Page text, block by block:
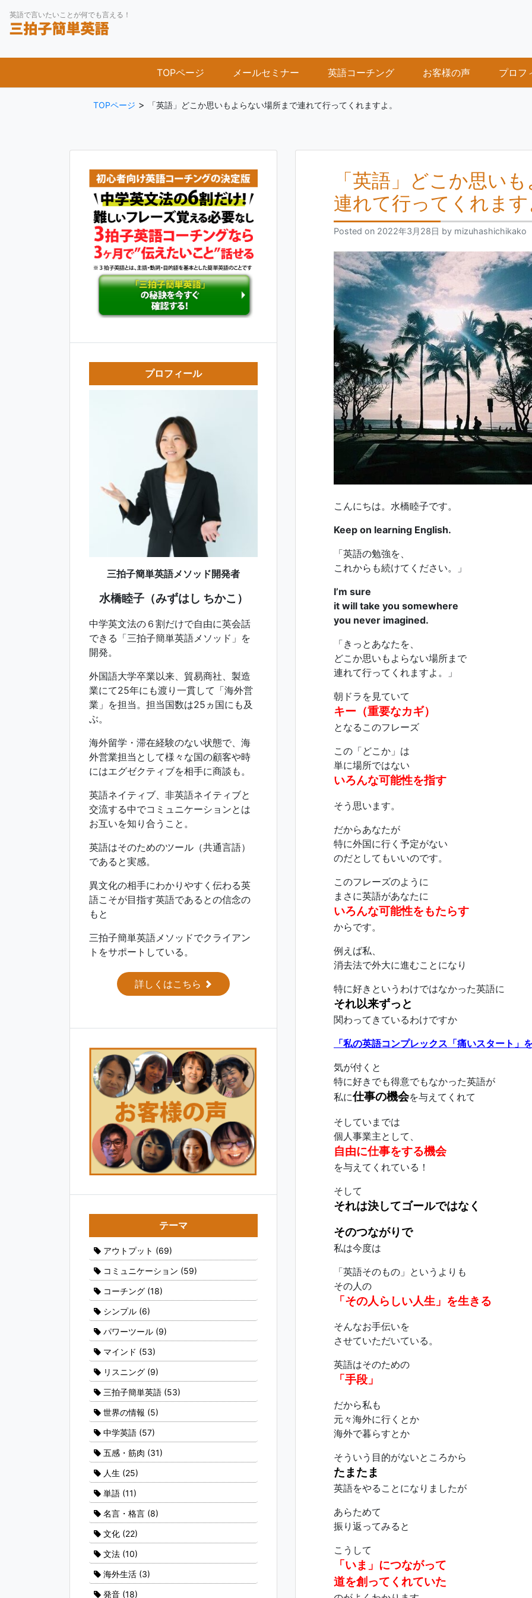
content
英語で言いたいことが何でも言える！
TOPページ メールセミナー 英語コーチング お客様の声 プロフ
TOPページ > 「英語」どこか思いもよらない場所まで連れて行ってくれますよ。
「英語」どこか思い
連れて行ってくれます
Posted on 2022年3月28日 by mizuhashichikako
こんにちは。水橋睦子です。
Keep on learning English.
「英語の勉強を、
これからも続けてください。」
I’m sure
it will take you somewhere
you never imagined.
「きっとあなたを、
どこか思いもよらない場所まで
連れて行ってくれますよ。」
朝ドラを見ていて
キー（重要なカギ）
となるこのフレーズ
この「どこか」は
単に場所ではない
いろんな可能性を指す
そう思います。
だからあなたが
特に外国に行く予定がない
のだとしてもいいのです。
このフレーズのように
まさに英語があなたに
いろんな可能性をもたらす
からです。
例えば私、
消去法で外大に進むことになり
特に好きというわけではなかった英語に
それ以来ずっと
関わってきているわけですか
「私の英語コンプレックス「痛いスタート」
気が付くと
特に好きでも得意でもなかった英語が
私に仕事の機会を与えてくれて
そしていまでは
個人事業主として、
自由に仕事をする機会
を与えてくれている！
そして
それは決してゴールではなく
そのつながりで
私は今度は
「英語そのもの」というよりも
その人の
「その人らしい人生」を生きる
そんなお手伝いを
させていただいている。
英語はそのための
「手段」
だから私も
元々海外に行くとか
海外で暮らすとか
そういう目的がないところから
たまたま
英語をやることになりましたが
あらためて
振り返ってみると
こうして
「いま」につながって
道を創ってくれていた
プロフィール
三拍子簡単英語メソッド開発者
水橋睦子（みずはし ちかこ）
中学英文法の６割だけで自由に英会話
できる「三拍子簡単英語メソッド」を
開発。
外国語大学卒業以来、貿易商社、製造
業にて25年にも渡り一貫して「海外営
業」を担当。担当国数は25ヵ国にも及
ぶ。
海外留学・滞在経験のない状態で、海
外営業担当として様々な国の顧客や時
にはエグゼクティブを相手に商談も。
英語ネイティブ、非英語ネイティブと
交流する中でコミュニケーションとは
お互いを知り合うこと。
英語はそのためのツール（共通言語）
であると実感。
異文化の相手にわかりやすく伝わる英
語こそが目指す英語であるとの信念の
もと
三拍子簡単英語メソッドでクライアン
トをサポートしている。
詳しくはこちら
テーマ
アウトプット (69)
コミュニケーション (59)
コーチング (18)
シンプル (6)
パワーツール (9)
マインド (53)
リスニング (9)
三拍子簡単英語 (53)
世界の情報 (5)
中学英語 (57)
五感・筋肉 (31)
人生 (25)
単語 (11)
名言・格言 (8)
文化 (22)
文法 (10)
海外生活 (3)
発音 (18)